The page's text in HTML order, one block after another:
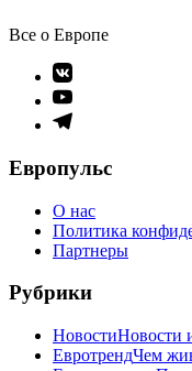
Все о Европе
Элемент
меню
Элемент
меню
Элемент
Европульс
О нас
Политика
Партнеры
Рубрики
НовостиНовости
ЕвротрендЧем